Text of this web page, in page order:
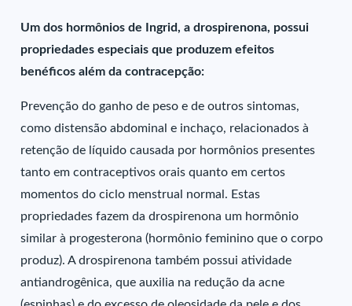
Um dos hormônios de Ingrid, a drospirenona, possui
propriedades especiais que produzem efeitos
benéficos além da contracepção:
Prevenção do ganho de peso e de outros sintomas,
como distensão abdominal e inchaço, relacionados à
retenção de líquido causada por hormônios presentes
tanto em contraceptivos orais quanto em certos
momentos do ciclo menstrual normal. Estas
propriedades fazem da drospirenona um hormônio
similar à progesterona (hormônio feminino que o corpo
produz). A drospirenona também possui atividade
antiandrogênica, que auxilia na redução da acne